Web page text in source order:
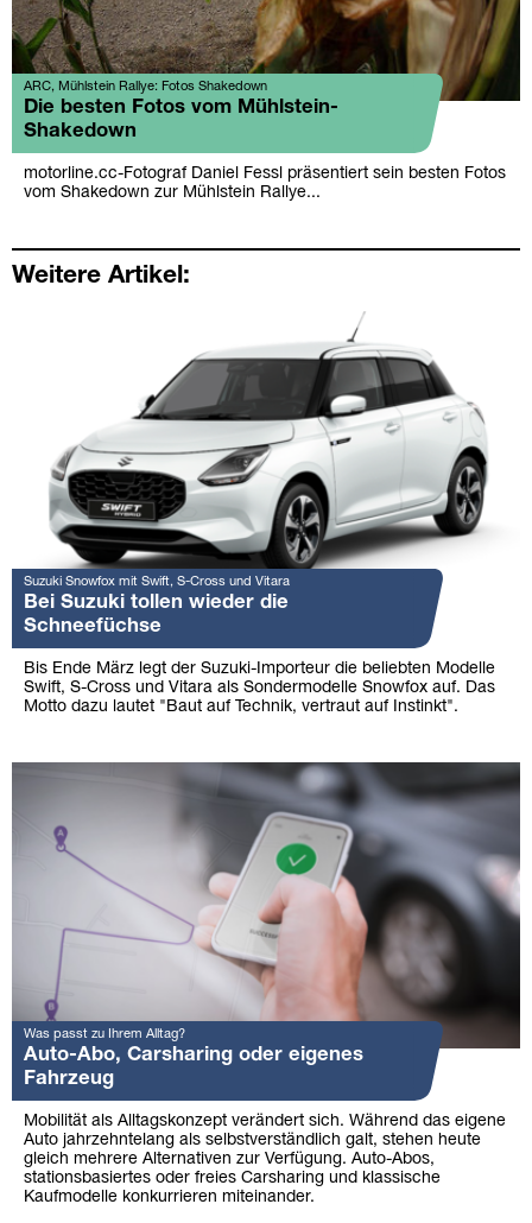
ARC, Mühlstein Rallye: Fotos Shakedown
Die besten Fotos vom Mühlstein-
Shakedown
motorline.cc-Fotograf Daniel Fessl präsentiert sein besten Fotos
vom Shakedown zur Mühlstein Rallye...
Weitere Artikel:
Suzuki Snowfox mit Swift, S-Cross und Vitara
Bei Suzuki tollen wieder die
Schneefüchse
Bis Ende März legt der Suzuki-Importeur die beliebten Modelle
Swift, S-Cross und Vitara als Sondermodelle Snowfox auf. Das
Motto dazu lautet "Baut auf Technik, vertraut auf Instinkt".
Was passt zu Ihrem Alltag?
Auto-Abo, Carsharing oder eigenes
Fahrzeug
Mobilität als Alltagskonzept verändert sich. Während das eigene
Auto jahrzehntelang als selbstverständlich galt, stehen heute
gleich mehrere Alternativen zur Verfügung. Auto-Abos,
stationsbasiertes oder freies Carsharing und klassische
Kaufmodelle konkurrieren miteinander.